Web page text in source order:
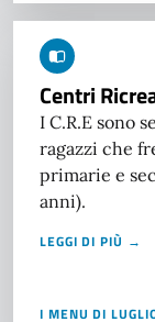
Centri
I C.R.E sono
ragazzi che
primarie e
anni).
LEGGI DI PIÙ →
I MENU DI